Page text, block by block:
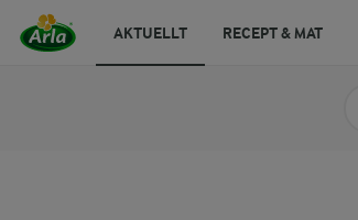
AKTUELLT RECEPT & MAT